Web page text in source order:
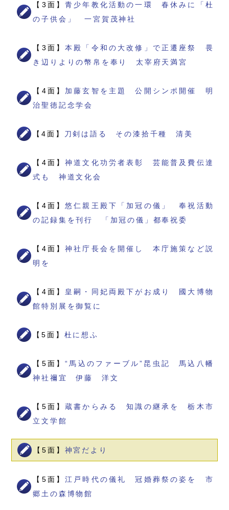
【3面】青少年教化活動の一環 春休みに「杜
の子供会」 一宮賀茂神社
【3面】本殿「令和の大改修」で正遷座祭 畏
き辺りよりの幣帛を奉り 太宰府天満宮
【4面】 加藤玄智を主題 公開シンポ開催 明
治聖徳記念学会
【4面】 刀剣は語る その漆拾千種 清美
【4面】神道文化功労者表彰 芸能普及費伝達
式も 神道文化会
【4面】悠仁親王殿下「加冠の儀」 奉祝活動
の記録集を刊行 「加冠の儀」都奉祝委
【4面】神社庁長会を開催し 本庁施策など説
明を
【4面】 皇嗣・同妃両殿下がお成り 國大博物
館特別展を御覧に
【5面】 杜に想ふ
【5面】“馬込のファーブル”昆虫記 馬込八幡
神社禰宜 伊藤 洋文
【5面】蔵書からみる 知識の継承を 栃木市
立文学館
【5面】 神宮だより
【5面】江戸時代の儀礼 冠婚葬祭の姿を 市
郷土の森博物館